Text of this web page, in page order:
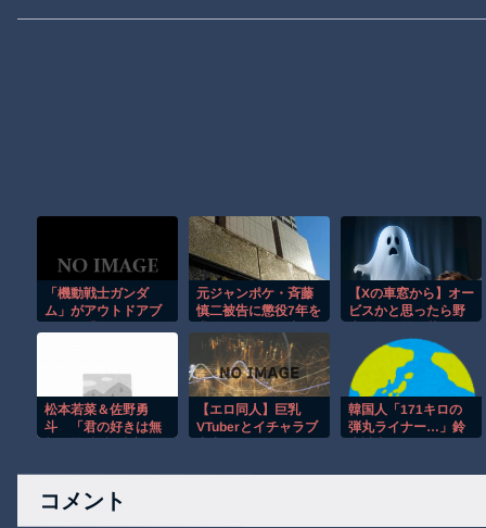
「機動戦士ガンダ
ム」がアウトドアブ
寝袋」も2次受注開始
元ジャンポケ・斉藤
慎二被告に懲役7年を
の性的暴行の罪は重
かった
【Xの車窓から】オー
ビスかと思ったら野
松本若菜＆佐野勇
斗 「君の好きは無
【エロ同人】巨乳
VTuberとイチャラブ
る崩壊級のオフ会ｗ
韓国人「171キロの
弾丸ライナー…」鈴
を放つ、大谷翔平の
コメント